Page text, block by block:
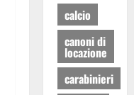
calcio
canoni di
locazione
carabinieri